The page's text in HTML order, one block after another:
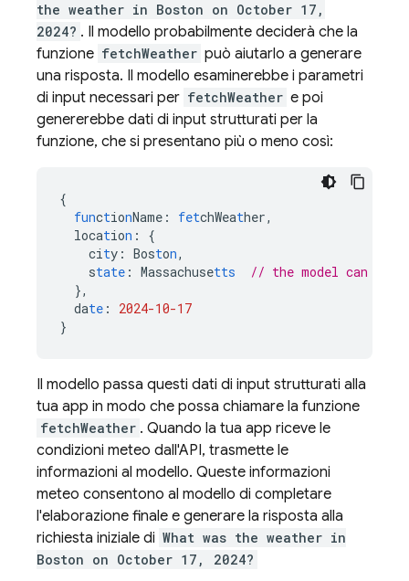
the weather in Boston on October 17,
2024? . Il modello probabilmente deciderà che la
funzione fetchWeather può aiutarlo a generare
una risposta. Il modello esaminerebbe i parametri
di input necessari per fetchWeather e poi
genererebbe dati di input strutturati per la
funzione, che si presentano più o meno così:
{
functionName : fetchWeather,
location :
{
city : Boston,
state : Massachusetts
// the model can
},
date :
2024-10-17
}
Il modello passa questi dati di input strutturati alla
tua app in modo che possa chiamare la funzione
fetchWeather . Quando la tua app riceve le
condizioni meteo dall'API, trasmette le
informazioni al modello. Queste informazioni
meteo consentono al modello di completare
l'elaborazione finale e generare la risposta alla
richiesta iniziale di What was the weather in
Boston on October 17, 2024?